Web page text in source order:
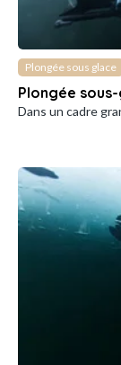
Plongée sous glace
Plongée
Dans un cadre